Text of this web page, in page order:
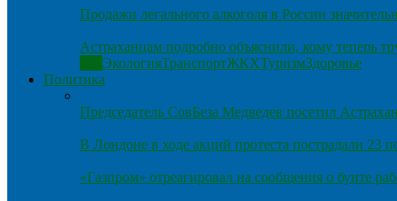
Продажи легального алкоголя в России
Астраханцам подробно объяснили, кому теперь
ЭкологияТранспортЖКХТуризмЗдоровье
Политика
Председатель СовБеза Медведев посетил
В Лондоне в ходе акций протеста пострадали 23
«Газпром» отреагировал на сообщения о бунте